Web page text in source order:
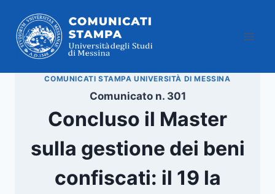
contenuto
COMUNICATI STAMPA UNIVERSITÀ DI MESSINA
Comunicato n. 301
Concluso il Master
sulla gestione dei beni
confiscati: il 19 la